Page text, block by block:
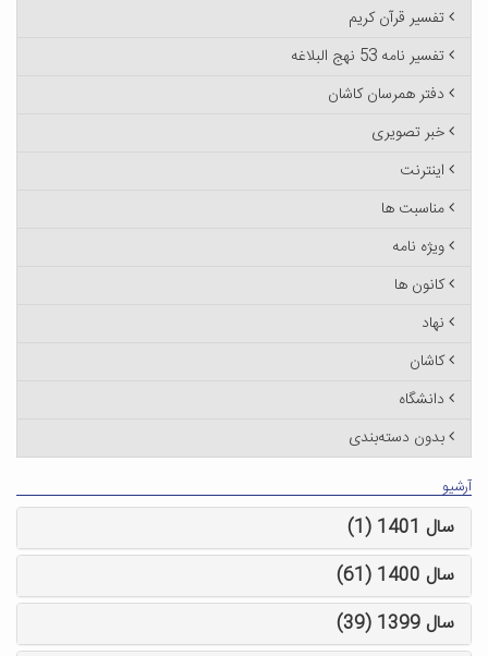
تفسیر قرآن کریم
تفسیر نامه 53 نهج البلاغه
دفتر همرسان کاشان
خبر تصویری
اینترنت
مناسبت ها
ویژه نامه
کانون ها
نهاد
کاشان
دانشگاه
بدون دسته‌بندی
آرشیو
سال 1401 (1)
سال 1400 (61)
سال 1399 (39)